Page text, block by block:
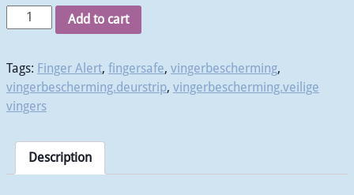
Add to cart
Tags: Finger Alert, fingersafe, vingerbescherming,
vingerbescherming.deurstrip, vingerbescherming.veilige
vingers
Description